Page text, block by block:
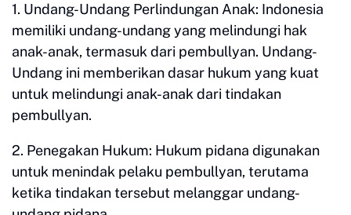
1. Undang-Undang Perlindungan Anak: Indonesia
memiliki undang-undang yang melindungi hak
anak-anak, termasuk dari pembullyan. Undang-
Undang ini memberikan dasar hukum yang kuat
untuk melindungi anak-anak dari tindakan
pembullyan.
2. Penegakan Hukum: Hukum pidana digunakan
untuk menindak pelaku pembullyan, terutama
ketika tindakan tersebut melanggar undang-